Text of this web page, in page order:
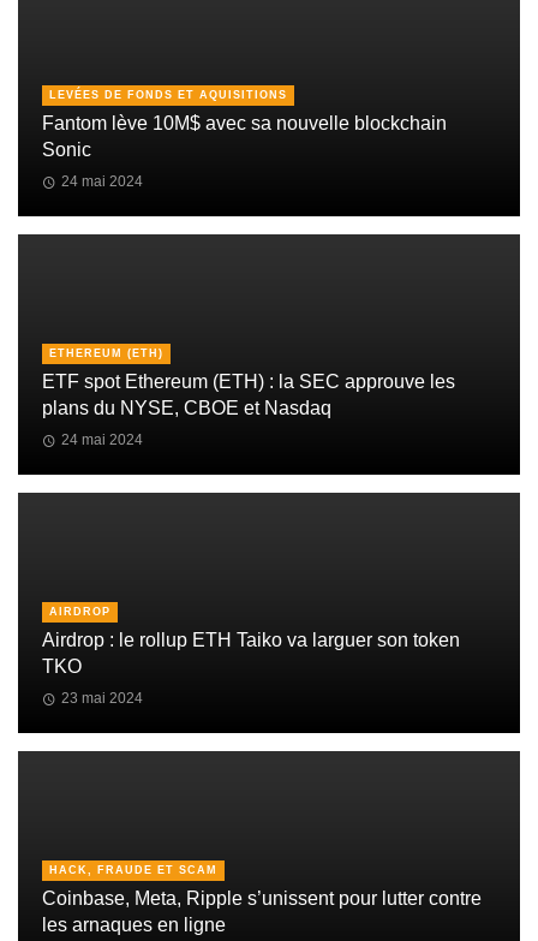
LEVÉES DE FONDS ET AQUISITIONS
Fantom lève 10M$ avec sa nouvelle blockchain
Sonic
24 mai 2024
ETHEREUM (ETH)
ETF spot Ethereum (ETH) : la SEC approuve les
plans du NYSE, CBOE et Nasdaq
24 mai 2024
AIRDROP
Airdrop : le rollup ETH Taiko va larguer son token
TKO
23 mai 2024
HACK, FRAUDE ET SCAM
Coinbase, Meta, Ripple s’unissent pour lutter contre
les arnaques en ligne